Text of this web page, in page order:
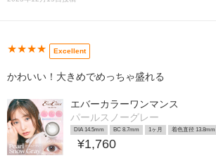
★★★★ Excellent
かわいい！大きめでめっちゃ盛れる
エバーカラーワンマンス
パールスノーグレー
DIA 14.5mm BC 8.7mm 1ヶ月 着色直径 13.8mm
¥1,760